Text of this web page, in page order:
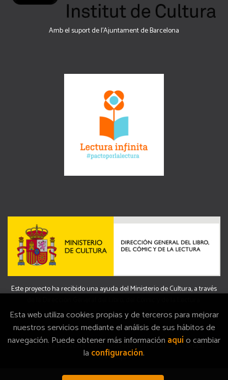
Amb el suport de l’Ajuntament de Barcelona
Este proyecto ha recibido una ayuda del Ministerio de Cultura, a través
2026 ©La Memòria. Todos los Derechos Reservados | Grupo
Trevenque
Esta web utiliza cookies propias y de terceros para mejorar
nuestros servicios mediante el análisis de sus hábitos de
navegación. Puede obtener más información aquío cambiar
la configuración.